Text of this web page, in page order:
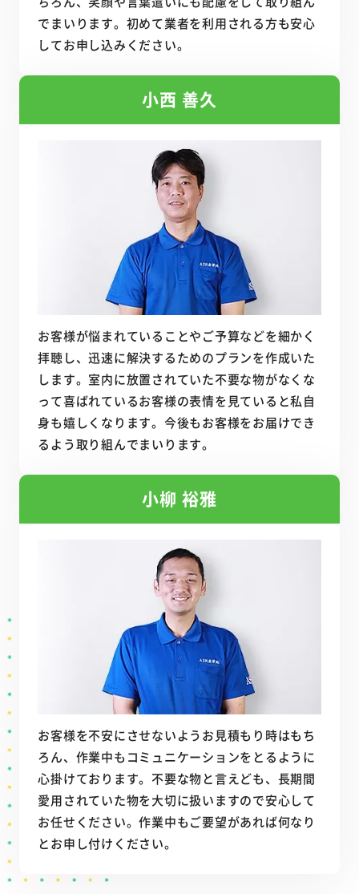
でまいります。初めて業者を利用される方も安心
してお申し込みください。
小西 善久
お客様が悩まれていることやご予算などを細かく
拝聴し、迅速に解決するためのプランを作成いた
します。室内に放置されていた不要な物がなくな
って喜ばれているお客様の表情を見ていると私自
身も嬉しくなります。今後もお客様をお届けでき
るよう取り組んでまいります。
小柳 裕雅
お客様を不安にさせないようお見積もり時はもち
ろん、作業中もコミュニケーションをとるように
心掛けております。不要な物と言えども、長期間
愛用されていた物を大切に扱いますので安心して
お任せください。作業中もご要望があれば何なり
とお申し付けください。